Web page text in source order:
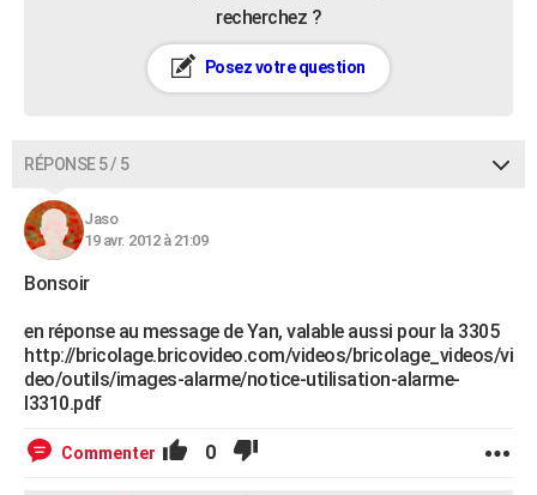
recherchez ?
Posez votre question
RÉPONSE 5 / 5
Jaso
19 avr. 2012 à 21:09
Bonsoir
en réponse au message de Yan, valable aussi pour la 3305
http://bricolage.bricovideo.com/videos/bricolage_videos/vi
deo/outils/images-alarme/notice-utilisation-alarme-
l3310.pdf
Commenter 0